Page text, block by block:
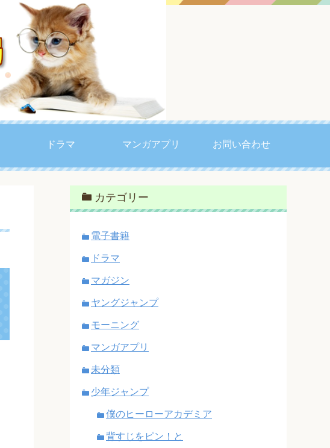
ドラマ マンガアプリ お問い合わせ
カテゴリー
電子書籍
ドラマ
マガジン
ヤングジャンプ
モーニング
マンガアプリ
未分類
少年ジャンプ
僕のヒーローアカデミア
背すじをピン！と